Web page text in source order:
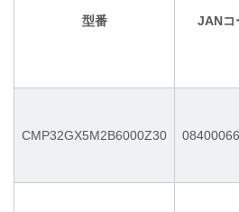
型番 JANコ
CMP32GX5M2B6000Z30